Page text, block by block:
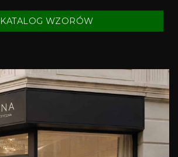
KATALOG WZORÓW